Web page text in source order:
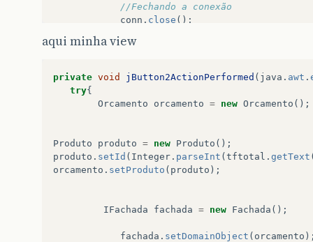
//Fechando a conexão
conn . close ();
catch ( Exception e
{
JOptionPane
showMessageDialog ( null
return
true
aqui minha view
private void jButton2ActionPerformed ( java . awt .
try{
Orcamento
orcamento = new Orcamento ();
Produto produto = new Produto ();
produto . setId ( Integer . parseInt ( tftotal . getText
orcamento . setProduto ( produto );
IFachada fachada = new Fachada ();
fachada . setDomainObject ( orcamento